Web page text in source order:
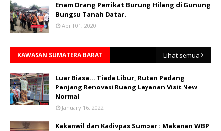
Enam Orang Pemikat Burung Hilang di Gunung
Bungsu Tanah Datar.
April 01, 2020
KAWASAN SUMATERA BARAT Lihat semua
Luar Biasa... Tiada Libur, Rutan Padang
Panjang Renovasi Ruang Layanan Visit New
Normal
January 16, 2022
Kakanwil dan Kadivpas Sumbar : Makanan WBP